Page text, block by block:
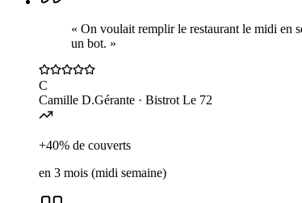
« On voulait remplir le restaurant le midi en
un bot. »
C
Camille D.Gérante · Bistrot Le 72
+40% de couverts
en 3 mois (midi semaine)